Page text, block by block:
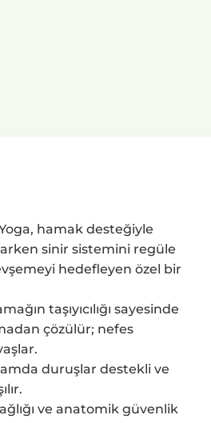
hamak desteğiyle
sinir sistemini regüle
hedefleyen özel bir
taşıyıcılığı sayesinde
çözülür; nefes
duruşlar destekli ve
ve anatomik güvenlik